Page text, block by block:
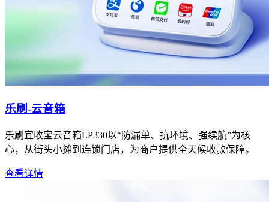
乐刷-云音箱
乐刷宜收宝云音箱LP330以“防漏单、抗环境、强续航”为核
心，从街头小摊到连锁门店，为商户提供全天候收款保障。
查看详情